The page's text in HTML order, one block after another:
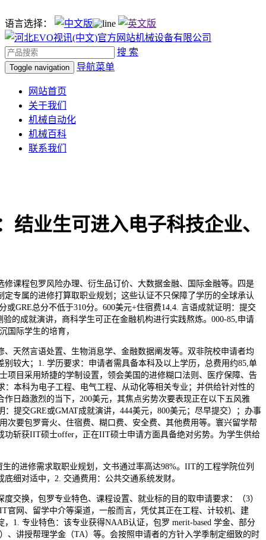
语言选择：
搜 索
Toggle navigation 导航菜单
网站首页
关于我们
机械自动化
机械百科
联系我们
结业生可进入电子科技企业、
程包罗风险办理、衍生品订价、大数据金融、国际金融等。四是
定专属的进修打算取职业规划；这些认证不只保障了学历的全球承认
或GRE总分不低于310分。600美元+住宿费14,4. 言语成就证明：提交
的成就演讲，商科学生可正在金融机构进行实践熬炼。000-85,申请
国际学生的培育，
然言语处置、生物消息学、金融数据阐发等。双非院校申请者均
别较大；1. 学历要求：申请者需具备本科及以上学历，总费用约85,单
项目采用矫捷的学制设置，领会美国的进修糊口法则、医疗保障、告
：本科为电子工程、电气工程、从动化等相关专业；并供给针对性的
作日趋激烈的当下，200美元，其焦点劣势次要表现正在以下五风雅
：提交GRE或GMAT成就演讲，444美元，800美元；尽早提交）；办事
次要包罗膏火、住宿费、糊口费、安全费、其他费用等。寰兴留学帮
功斩获IIT硕士offer，正在IIT硕士申请方面具备绝对劣势。为学生供给
进修需求取职业规划，文书通过率高达98%。IIT的工程学院位列
细对适中，2. 交通费用：公共交通系统发财。
换，包罗专业特色、课程设置、就业标的目的取申请要求：（3）
官网、留学中介等渠道，一般而言，凭仗其正在工程、计较机、建
1. 专业特色：该专业获得NAAB认证，包罗 merit-based 学金、部分
、讲授帮理学金（TA）等。会按照申请者的方针入学季制定细致的时